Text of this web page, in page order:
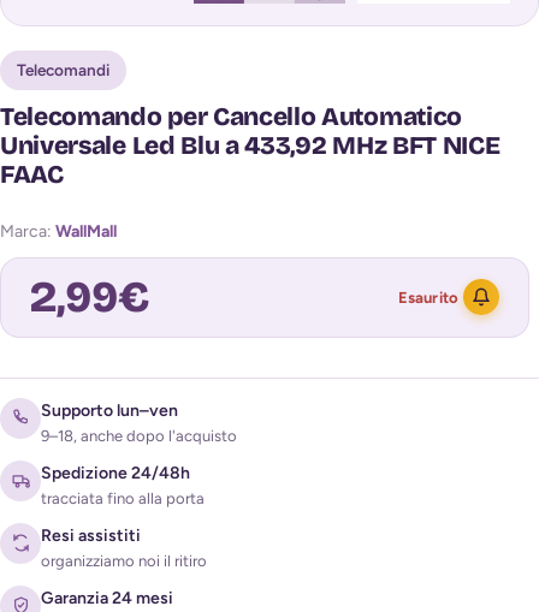
Telecomandi
Telecomando per Cancello Automatico
Universale Led Blu a 433,92 MHz BFT NICE
FAAC
Marca: WallMall
2,99€ Esaurito
Supporto lun–ven
9–18, anche dopo l'acquisto
Spedizione 24/48h
tracciata fino alla porta
Resi assistiti
organizziamo noi il ritiro
Garanzia 24 mesi